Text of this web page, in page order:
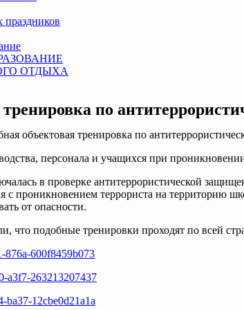
праздников
ОТДЫХА
по
объектовая тренировка по
персонала и учащихся при
в проверке антитеррористической
с проникновением террориста на территорию
от опасности.
что подобные тренировки проходят по всей